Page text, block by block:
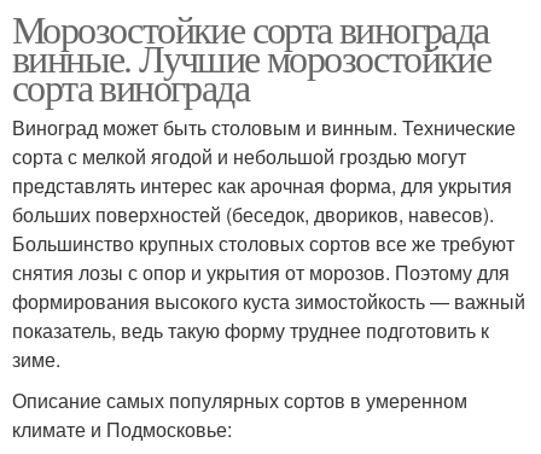
Морозостойкие сорта винограда
винные. Лучшие морозостойкие
сорта винограда
Виноград может быть столовым и винным. Технические
сорта с мелкой ягодой и небольшой гроздью могут
представлять интерес как арочная форма, для укрытия
больших поверхностей (беседок, двориков, навесов).
Большинство крупных столовых сортов все же требуют
снятия лозы с опор и укрытия от морозов. Поэтому для
формирования высокого куста зимостойкость — важный
показатель, ведь такую форму труднее подготовить к
зиме.
Описание самых популярных сортов в умеренном
климате и Подмосковье: